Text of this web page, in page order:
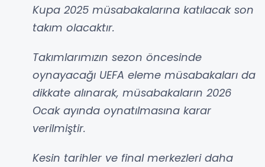
Kupa 2025 müsabakalarına katılacak son
takım olacaktır.
Takımlarımızın sezon öncesinde
oynayacağı UEFA eleme müsabakaları da
dikkate alınarak, müsabakaların 2026
Ocak ayında oynatılmasına karar
verilmiştir.
Kesin tarihler ve final merkezleri daha